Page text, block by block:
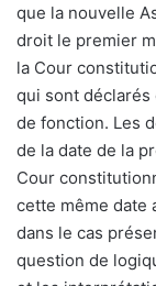
que la nouvelle
droit le premier
la Cour
qui sont déclarés
de fonction. Les
de la date de la
Cour
cette même date
dans le cas
question de